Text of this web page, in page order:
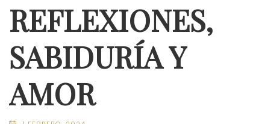
REFLEXIONES,
SABIDURÍA Y
AMOR